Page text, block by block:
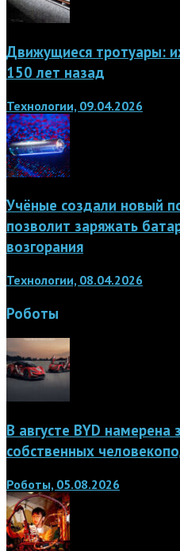
Движущиеся тротуары:
150 лет назад
Технологии, 09.04.2026
Учёные создали новый
позволит заряжать
возгорания
Технологии, 08.04.2026
Роботы
В августе BYD намерена
собственных
Роботы, 05.08.2026